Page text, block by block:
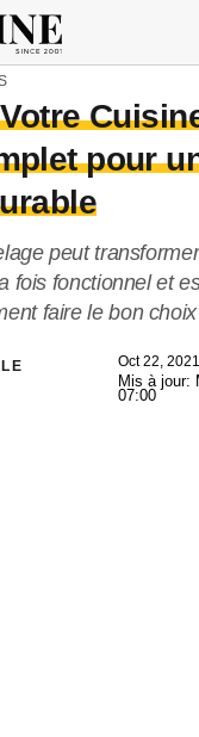
pour
peut
fois fonctionnel et
faire le bon
Oct 22,
Mis à jour:
07:00